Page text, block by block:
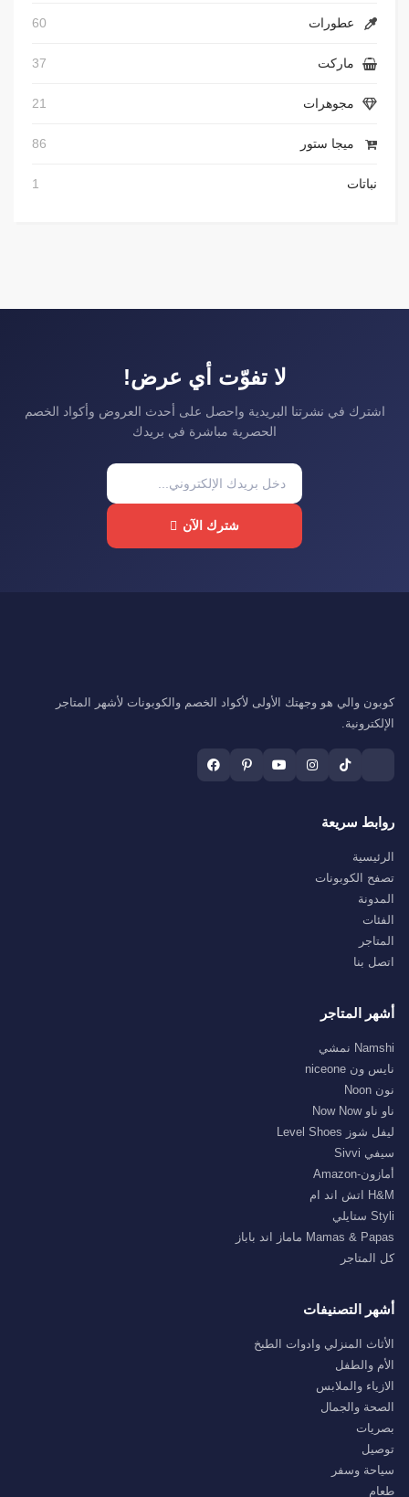
عطورات 60
ماركت 37
مجوهرات 21
ميجا ستور 86
نباتات 1
لا تفوّت أي عرض!
اشترك في نشرتنا البريدية واحصل على أحدث العروض وأكواد الخصم
الحصرية مباشرة في بريدك
شترك الآن
كوبون والي هو وجهتك الأولى لأكواد الخصم والكوبونات لأشهر المتاجر
الإلكترونية.
روابط سريعة
الرئيسية
تصفح الكوبونات
المدونة
الفئات
المتاجر
اتصل بنا
أشهر المتاجر
Namshi نمشي
نايس ون niceone
نون Noon
ناو ناو Now Now
ليفل شوز Level Shoes
سيفي Sivvi
أمازون-Amazon
H&M اتش اند ام
Styli ستايلي
Mamas & Papas ماماز اند باباز
كل المتاجر
أشهر التصنيفات
الأثاث المنزلي وادوات الطبخ
الأم والطفل
الازياء والملابس
الصحة والجمال
بصريات
توصيل
سياحة وسفر
طعام